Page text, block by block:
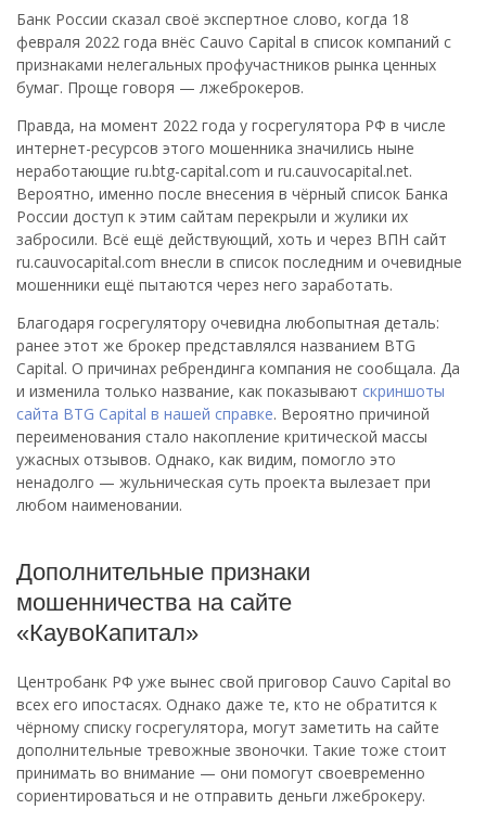
Банк России сказал своё экспертное слово, когда 18
февраля 2022 года внёс Cauvo Capital в список компаний с
признаками нелегальных профучастников рынка ценных
бумаг. Проще говоря — лжеброкеров.
Правда, на момент 2022 года у госрегулятора РФ в числе
интернет-ресурсов этого мошенника значились ныне
неработающие ru.btg-capital.com и ru.cauvocapital.net.
Вероятно, именно после внесения в чёрный список Банка
России доступ к этим сайтам перекрыли и жулики их
забросили. Всё ещё действующий, хоть и через ВПН сайт
ru.cauvocapital.com внесли в список последним и очевидные
мошенники ещё пытаются через него заработать.
Благодаря госрегулятору очевидна любопытная деталь:
ранее этот же брокер представлялся названием BTG
Capital. О причинах ребрендинга компания не сообщала. Да
и изменила только название, как показывают скриншоты
сайта BTG Capital в нашей справке. Вероятно причиной
переименования стало накопление критической массы
ужасных отзывов. Однако, как видим, помогло это
ненадолго — жульническая суть проекта вылезает при
любом наименовании.
Дополнительные признаки
мошенничества на сайте
«КаувоКапитал»
Центробанк РФ уже вынес свой приговор Cauvo Capital во
всех его ипостасях. Однако даже те, кто не обратится к
чёрному списку госрегулятора, могут заметить на сайте
дополнительные тревожные звоночки. Такие тоже стоит
принимать во внимание — они помогут своевременно
сориентироваться и не отправить деньги лжеброкеру.